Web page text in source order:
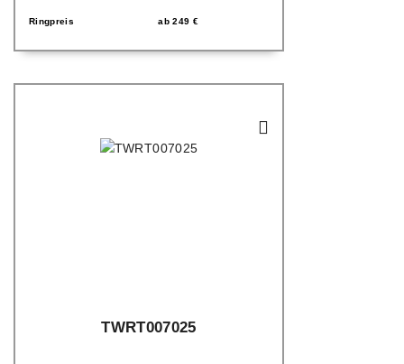
Ringpreis ab249 €
TWRT007025